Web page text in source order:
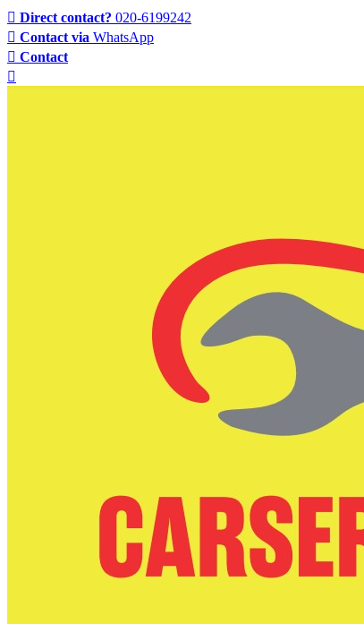
Direct contact? 020-6199242
Contact via WhatsApp
Contact